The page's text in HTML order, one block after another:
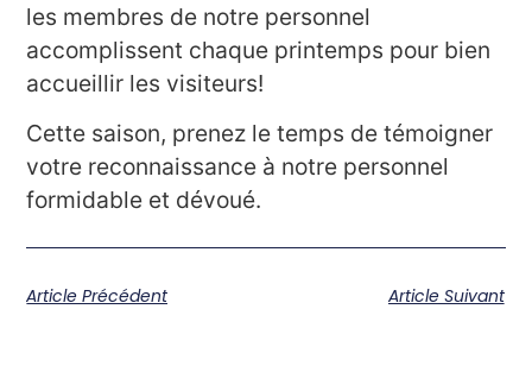
les membres de notre personnel
accomplissent chaque printemps pour bien
accueillir les visiteurs!
Cette saison, prenez le temps de témoigner
votre reconnaissance à notre personnel
formidable et dévoué.
Article Précédent Article Suivant